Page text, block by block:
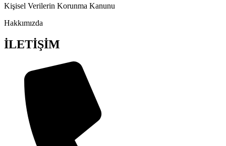
Kişisel Verilerin Korunma Kanunu
Hakkımızda
İLETİŞİM